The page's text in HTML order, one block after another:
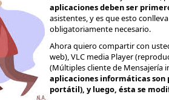
aplicaciones deben ser
asistentes, y es que esto
obligatoriamente necesario.
Ahora quiero compartir con
web), VLC media Player
(Múltiples cliente de Mensajería
aplicaciones informáticas
portátil), y luego, ésta se